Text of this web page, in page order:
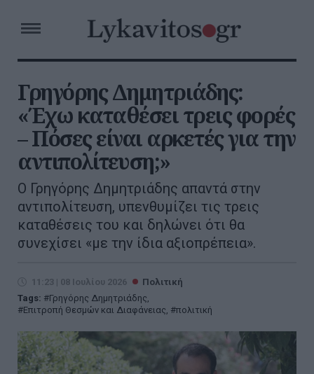
Γρηγόρης Δημητριάδης:
«Έχω καταθέσει τρεις φορές
– Πόσες είναι αρκετές για την
αντιπολίτευση;»
Ο Γρηγόρης Δημητριάδης απαντά στην
αντιπολίτευση, υπενθυμίζει τις τρεις
καταθέσεις του και δηλώνει ότι θα
συνεχίσει «με την ίδια αξιοπρέπεια».
11:23 | 08 Ιουλίου 2026
Πολιτική
Tags:
Γρηγόρης Δημητριάδης,
Επιτροπή Θεσμών και Διαφάνειας, πολιτική